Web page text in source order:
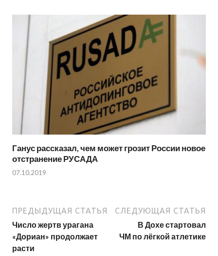
Ганус рассказал, чем может грозит России новое
отстранение РУСАДА
07.10.2019
ПРЕДЫДУЩАЯ СТАТЬЯ
Число жертв урагана
«Дориан» продолжает
расти
СЛЕДУЮЩАЯ СТАТЬЯ
В Дохе стартовал
ЧМ по лёгкой атлетике